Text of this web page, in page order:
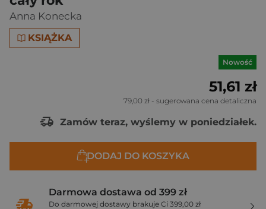
Anna Konecka
KSIĄŻKA
Nowość
51,61 zł
79,00 zł - sugerowana cena detaliczna
Zamów teraz, wyślemy w poniedziałek.
DODAJ DO KOSZYKA
Darmowa dostawa od 399 zł
Do darmowej dostawy brakuje Ci 399,00 zł